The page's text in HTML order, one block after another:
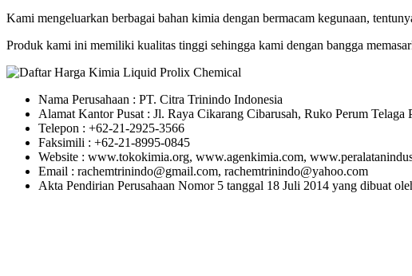
Kami mengeluarkan berbagai bahan kimia dengan bermacam kegunaan,
Produk kami ini memiliki kualitas tinggi sehingga kami dengan bangga
Nama Perusahaan : PT. Citra Trinindo Indonesia
Alamat Kantor Pusat : Jl. Raya Cikarang Cibarusah, Ruko Perum
Telepon : +62-21-2925-3566
Faksimili : +62-21-8995-0845
Website : www.tokokimia.org, www.agenkimia.com,
Email : rachemtrinindo@gmail.com, rachemtrinindo@yahoo.com
Akta Pendirian Perusahaan Nomor 5 tanggal 18 Juli 2014 yang dibuat